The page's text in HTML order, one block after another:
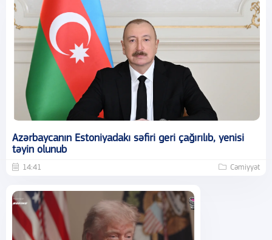
Azərbaycanın Estoniyadakı səfiri geri çağırılıb, yenisi
təyin olunub
14:41 Cəmiyyət